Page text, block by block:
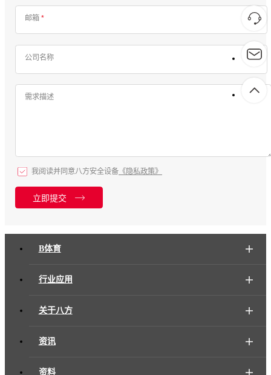
邮箱 *
公司名称
需求描述
我阅读并同意八方安全设备 《隐私政策》
立即提交
B体育
行业应用
关于八方
资讯
资料